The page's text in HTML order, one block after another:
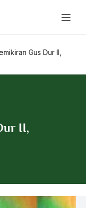
Gus Dur II,
II,